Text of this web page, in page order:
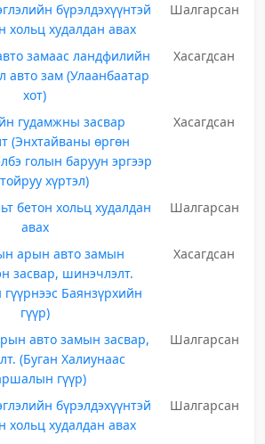
бүрэлдэхүүнтэй
хольц худалдан авах
Шалгарсан
замаас ландфилийн
авто зам (Улаанбаатар
хот)
Хасагдсан
гудамжны засвар
(Энхтайваны өргөн
голын баруун эргээр
хүртэл)
Хасагдсан
бетон хольц худалдан
авах
Шалгарсан
арын авто замын
засвар, шинэчлэлт.
Баянзүрхийн
гүүр)
Хасагдсан
авто замын засвар,
(Буган Халиунаас
гүүр)
Шалгарсан
бүрэлдэхүүнтэй
хольц худалдан авах
Шалгарсан